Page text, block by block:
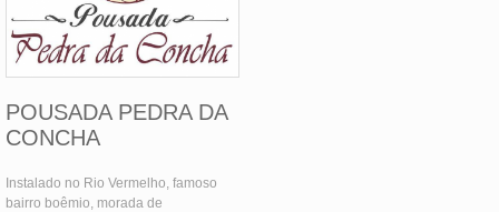
POUSADA PEDRA DA
CONCHA
Instalado no Rio Vermelho, famoso
bairro boêmio, morada de